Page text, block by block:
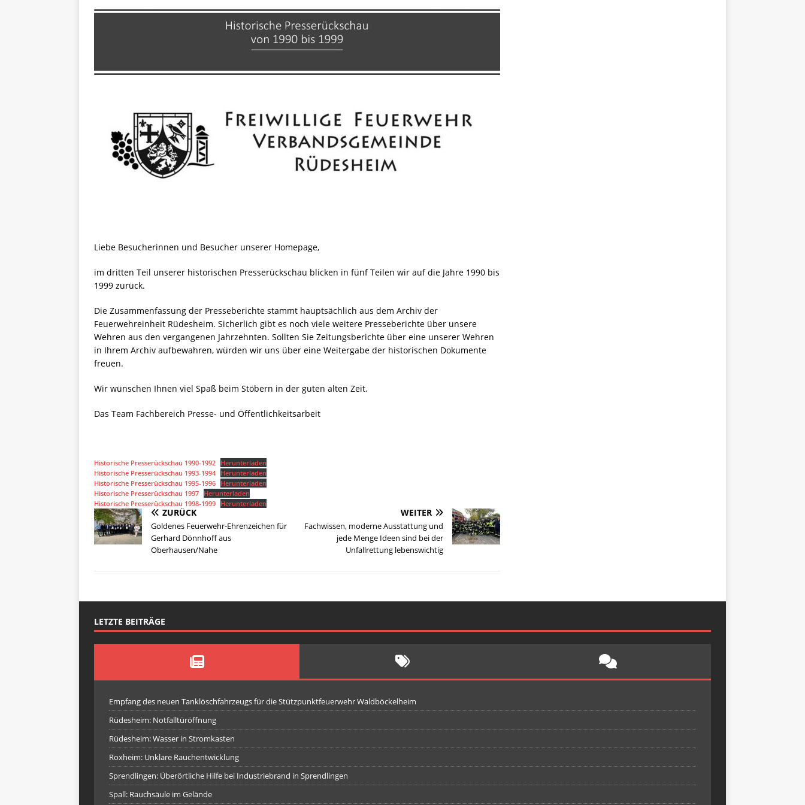
Liebe Besucherinnen und Besucher unserer Homepage,
im dritten Teil unserer historischen Presserückschau blicken in fünf Teilen wir auf die Jahre 1990 bis
1999 zurück.
Die Zusammenfassung der Presseberichte stammt hauptsächlich aus dem Archiv der
Feuerwehreinheit Rüdesheim. Sicherlich gibt es noch viele weitere Presseberichte über unsere
Wehren aus den vergangenen Jahrzehnten. Sollten Sie Zeitungsberichte über eine unserer Wehren
in Ihrem Archiv aufbewahren, würden wir uns über eine Weitergabe der historischen Dokumente
freuen.
Wir wünschen Ihnen viel Spaß beim Stöbern in der guten alten Zeit.
Das Team Fachbereich Presse- und Öffentlichkeitsarbeit
Historische Presserückschau 1990-1992 Herunterladen
Historische Presserückschau 1993-1994 Herunterladen
Historische Presserückschau 1995-1996 Herunterladen
Historische Presserückschau 1997 Herunterladen
Historische Presserückschau 1998-1999 Herunterladen
ZURÜCK
Goldenes Feuerwehr-Ehrenzeichen für
Gerhard Dönnhoff aus
Oberhausen/Nahe
WEITER
Fachwissen, moderne Ausstattung und
jede Menge Ideen sind bei der
Unfallrettung lebenswichtig
LETZTE BEITRÄGE
Empfang des neuen Tanklöschfahrzeugs für die Stützpunktfeuerwehr Waldböckelheim
Rüdesheim: Notfalltüröffnung
Rüdesheim: Wasser in Stromkasten
Roxheim: Unklare Rauchentwicklung
Sprendlingen: Überörtliche Hilfe bei Industriebrand in Sprendlingen
Spall: Rauchsäule im Gelände